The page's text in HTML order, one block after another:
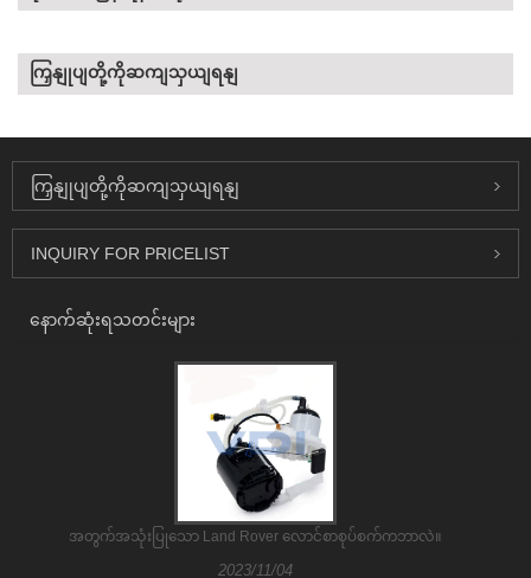
ကြှနျုပျတို့ကိုဆကျသှယျရနျ
ကြှနျုပျတို့ကိုဆကျသှယျရနျ
INQUIRY FOR PRICELIST
နောက်ဆုံးရသတင်းများ
အတွက်အသုံးပြုသော Land Rover လောင်စာစုပ်စက်ကဘာလဲ။
2023/11/04